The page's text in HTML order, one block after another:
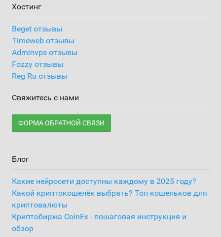
Хостинг
Beget отзывы
Timeweb отзывы
Adminvps отзывы
Fozzy отзывы
Reg Ru отзывы
Свяжитесь с нами
ФОРМА ОБРАТНОЙ СВЯЗИ
Блог
Какие нейросети доступны каждому в 2025 году?
Какой криптокошелёк выбрать? Топ кошельков для
криптовалюты
Криптобиржа CoinEx - пошаговая инструкция и
обзор